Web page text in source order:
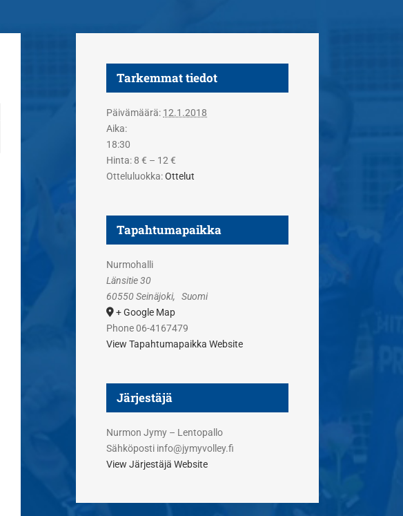
Tarkemmat tiedot
Päivämäärä: 12.1.2018
Aika:
18:30
Hinta:8 € – 12 €
Otteluluokka:Ottelut
Tapahtumapaikka
Nurmohalli
Länsitie 30
60550 Seinäjoki,
Suomi
+ Google Map
Phone06-4167479
View Tapahtumapaikka Website
Järjestäjä
Nurmon Jymy – Lentopallo
Sähköposti info@jymyvolley.fi
View Järjestäjä Website